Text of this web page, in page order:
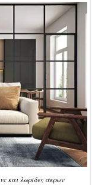
και λωρίδες άκρων